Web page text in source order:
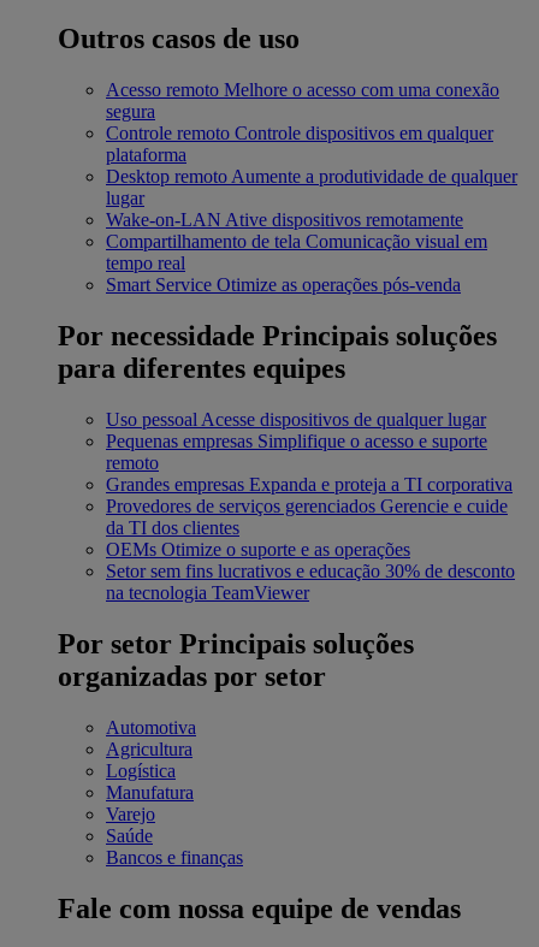
Outros casos de uso
Acesso remoto Melhore o acesso com uma conexão
segura
Controle remoto Controle dispositivos em qualquer
plataforma
Desktop remoto Aumente a produtividade de qualquer
lugar
Wake-on-LAN Ative dispositivos remotamente
Compartilhamento de tela Comunicação visual em
tempo real
Smart Service Otimize as operações pós-venda
Por necessidade Principais soluções
para diferentes equipes
Uso pessoal Acesse dispositivos de qualquer lugar
Pequenas empresas Simplifique o acesso e suporte
remoto
Grandes empresas Expanda e proteja a TI corporativa
Provedores de serviços gerenciados Gerencie e cuide
da TI dos clientes
OEMs Otimize o suporte e as operações
Setor sem fins lucrativos e educação 30% de desconto
na tecnologia TeamViewer
Por setor Principais soluções
organizadas por setor
Automotiva
Agricultura
Logística
Manufatura
Varejo
Saúde
Bancos e finanças
Fale com nossa equipe de vendas